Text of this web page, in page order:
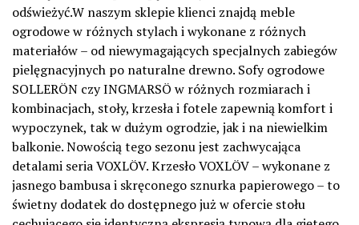
odświeżyć.W naszym sklepie klienci znajdą meble
ogrodowe w różnych stylach i wykonane z różnych
materiałów – od niewymagających specjalnych zabiegów
pielęgnacyjnych po naturalne drewno. Sofy ogrodowe
SOLLERÖN czy INGMARSÖ w różnych rozmiarach i
kombinacjach, stoły, krzesła i fotele zapewnią komfort i
wypoczynek, tak w dużym ogrodzie, jak i na niewielkim
balkonie. Nowością tego sezonu jest zachwycająca
detalami seria VOXLÖV. Krzesło VOXLÖV – wykonane z
jasnego bambusa i skręconego sznurka papierowego – to
świetny dodatek do dostępnego już w ofercie stołu